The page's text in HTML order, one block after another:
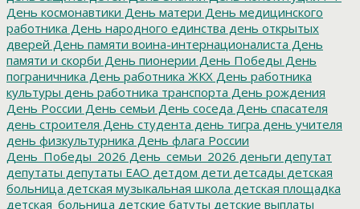
День космонавтики День матери День медицинского
работника День народного единства день открытых
дверей День памяти воина-интернационалиста День
памяти и скорби День пионерии День Победы День
пограничника День работника ЖКХ День работника
культуры день работника транспорта День рождения
День России День семьи День соседа День спасателя
день строителя День студента день тигра день учителя
день физкультурника День флага России
День_Победы_2026 День_семьи_2026 деньги депутат
депутаты депутаты ЕАО детдом дети детсады детская
больница детская музыкальная школа детская площадка
детская_больница детские батуты детские выплаты